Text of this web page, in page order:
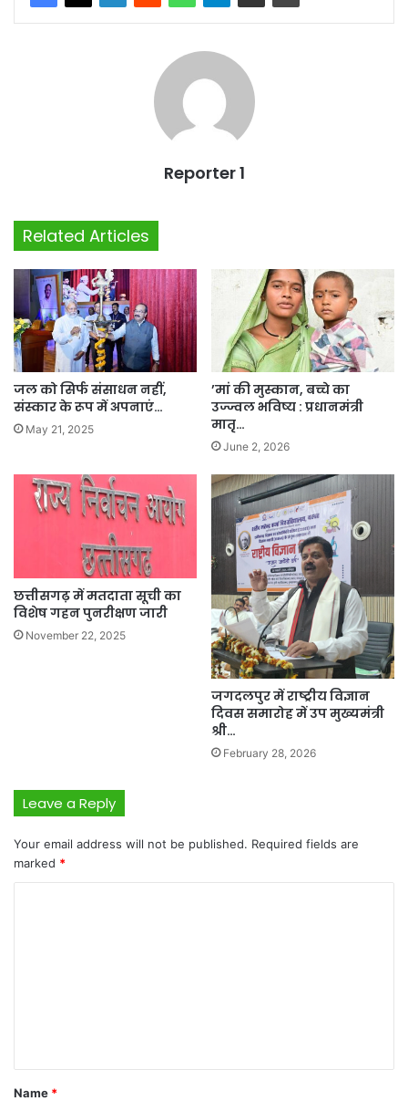
Reporter 1
Related Articles
जल को सिर्फ संसाधन नहीं,
संस्कार के रूप में अपनाएं…
May 21, 2025
’मां की मुस्कान, बच्चे का
उज्ज्वल भविष्य : प्रधानमंत्री
मातृ…
June 2, 2026
छत्तीसगढ़ में मतदाता सूची का
विशेष गहन पुनरीक्षण जारी
November 22, 2025
जगदलपुर में राष्ट्रीय विज्ञान
दिवस समारोह में उप मुख्यमंत्री
श्री…
February 28, 2026
Leave a Reply
Your email address will not be published. Required fields are
marked *
*
Name *